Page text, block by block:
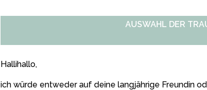
AUSWAHL DER
Hallihallo,
ich würde entweder auf deine langjährige Freundin